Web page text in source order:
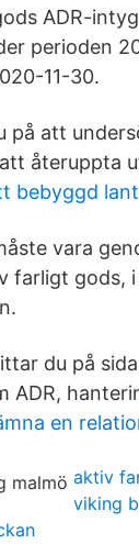
ADR-
perioden
11-30.
på att
återuppta
bebyggd
vara
farligt gods,
du på
ADR,
en
aktiv
viking